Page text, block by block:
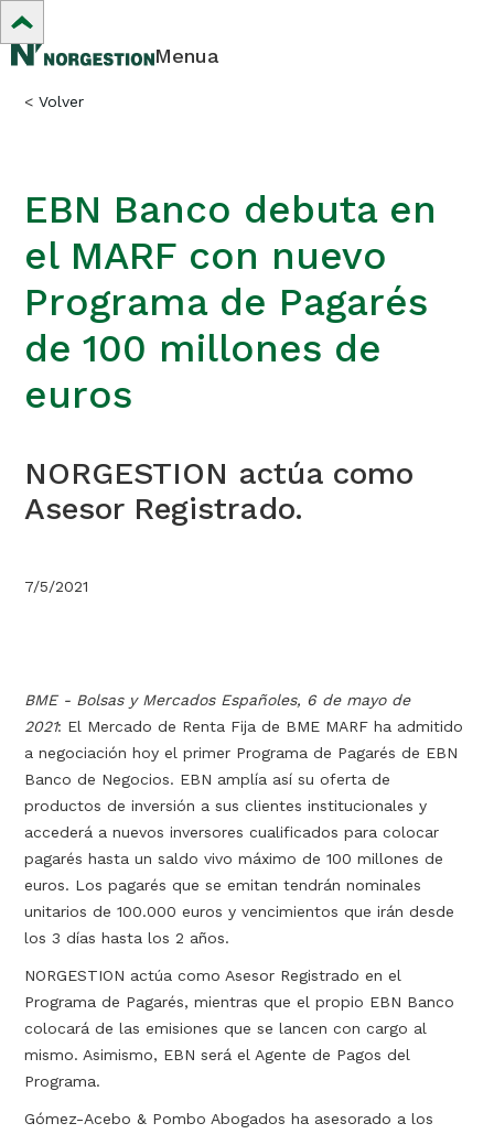
Menua
< Volver
EBN Banco debuta en
el MARF con nuevo
Programa de Pagarés
de 100 millones de
euros
NORGESTION actúa como
Asesor Registrado.
7/5/2021
BME - Bolsas y Mercados Españoles, 6 de mayo de
2021: El Mercado de Renta Fija de BME MARF ha admitido
a negociación hoy el primer Programa de Pagarés de EBN
Banco de Negocios. EBN amplía así su oferta de
productos de inversión a sus clientes institucionales y
accederá a nuevos inversores cualificados para colocar
pagarés hasta un saldo vivo máximo de 100 millones de
euros. Los pagarés que se emitan tendrán nominales
unitarios de 100.000 euros y vencimientos que irán desde
los 3 días hasta los 2 años.
NORGESTION actúa como Asesor Registrado en el
Programa de Pagarés, mientras que el propio EBN Banco
colocará de las emisiones que se lancen con cargo al
mismo. Asimismo, EBN será el Agente de Pagos del
Programa.
Gómez-Acebo & Pombo Abogados ha asesorado a los